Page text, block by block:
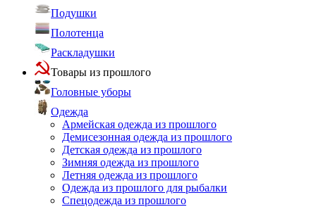
Подушки
Полотенца
Раскладушки
Товары из прошлого
Головные уборы
Одежда
Армейская одежда из прошлого
Демисезонная одежда из прошлого
Детская одежда из прошлого
Зимняя одежда из прошлого
Летняя одежда из прошлого
Одежда из прошлого для рыбалки
Спецодежда из прошлого